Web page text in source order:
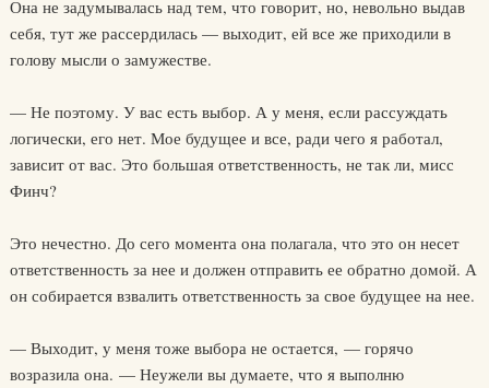
Она не задумывалась над тем, что говорит, но, невольно выдав
себя, тут же рассердилась — выходит, ей все же приходили в
голову мысли о замужестве.
— Не поэтому. У вас есть выбор. А у меня, если рассуждать
логически, его нет. Мое будущее и все, ради чего я работал,
зависит от вас. Это большая ответственность, не так ли, мисс
Финч?
Это нечестно. До сего момента она полагала, что это он несет
ответственность за нее и должен отправить ее обратно домой. А
он собирается взвалить ответственность за свое будущее на нее.
— Выходит, у меня тоже выбора не остается, — горячо
возразила она. — Неужели вы думаете, что я выполню